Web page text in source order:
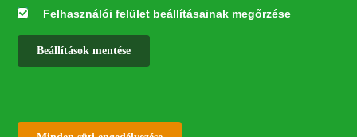
Felhasználói felület beállításainak megőrzése
Beállítások mentése